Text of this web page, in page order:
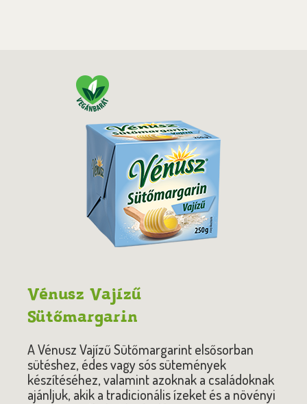
Vénusz Vajízű
Sütőmargarin
A Vénusz Vajízű Sütőmargarint elsősorban
sütéshez, édes vagy sós sütemények
készítéséhez, valamint azoknak a családoknak
ajánljuk, akik a tradicionális ízeket és a növényi